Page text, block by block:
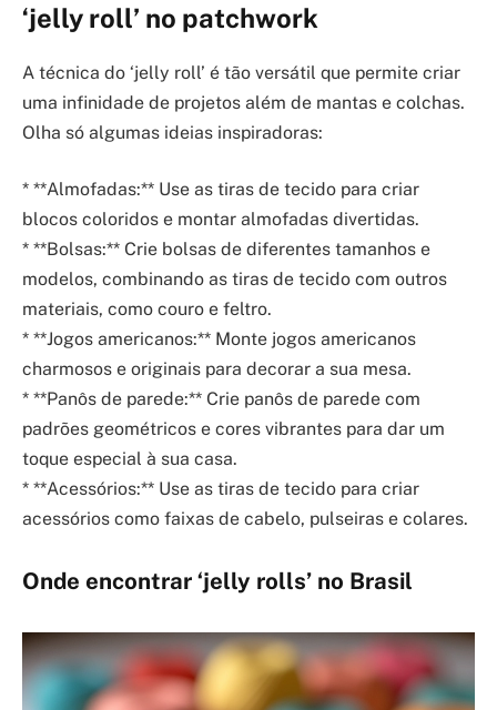
‘jelly roll’ no patchwork
A técnica do ‘jelly roll’ é tão versátil que permite criar
uma infinidade de projetos além de mantas e colchas.
Olha só algumas ideias inspiradoras:
* **Almofadas:** Use as tiras de tecido para criar
blocos coloridos e montar almofadas divertidas.
* **Bolsas:** Crie bolsas de diferentes tamanhos e
modelos, combinando as tiras de tecido com outros
materiais, como couro e feltro.
* **Jogos americanos:** Monte jogos americanos
charmosos e originais para decorar a sua mesa.
* **Panôs de parede:** Crie panôs de parede com
padrões geométricos e cores vibrantes para dar um
toque especial à sua casa.
* **Acessórios:** Use as tiras de tecido para criar
acessórios como faixas de cabelo, pulseiras e colares.
Onde encontrar ‘jelly rolls’ no Brasil